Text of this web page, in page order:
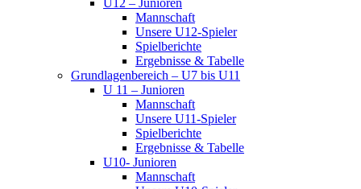
U12 – Junioren
Mannschaft
Unsere U12-Spieler
Spielberichte
Ergebnisse & Tabelle
Grundlagenbereich – U7 bis U11
U 11 – Junioren
Mannschaft
Unsere U11-Spieler
Spielberichte
Ergebnisse & Tabelle
U10- Junioren
Mannschaft